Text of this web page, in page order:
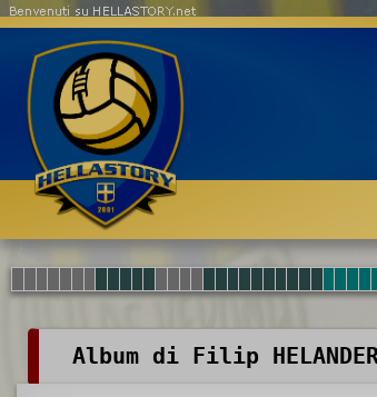
Benvenuti su HELLASTORY.net
Album di Filip